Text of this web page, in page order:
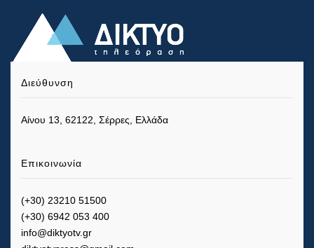
Διεύθυνση
Αίνου 13, 62122, Σέρρες, Ελλάδα
Επικοινωνία
(+30) 23210 51500
(+30) 6942 053 400
info@diktyotv.gr